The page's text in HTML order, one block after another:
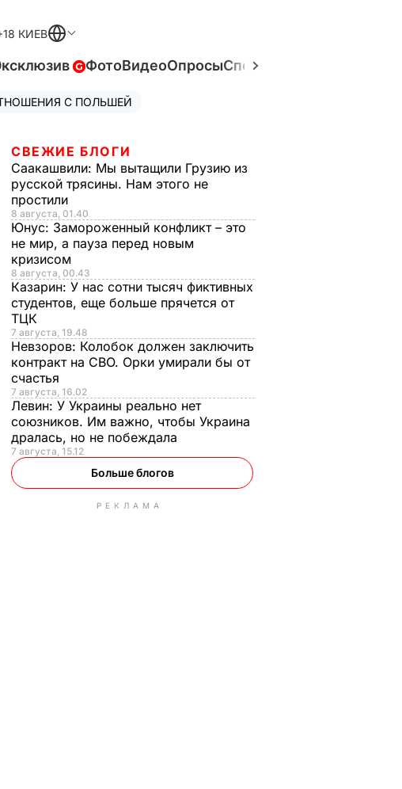
КИЕВ
ФотоВидеоОпросыСпецпроекты
С ПОЛЬШЕЙ
СВЕЖИЕ БЛОГИ
Саакашвили: Мы вытащили Грузию из
русской трясины. Нам этого не
простили
8 августа, 01.40
Юнус: Замороженный конфликт – это
не мир, а пауза перед новым
кризисом
8 августа, 00.43
Казарин: У нас сотни тысяч фиктивных
студентов, еще больше прячется от
ТЦК
7 августа, 19.48
Невзоров: Колобок должен заключить
контракт на СВО. Орки умирали бы от
счастья
7 августа, 16.02
Левин: У Украины реально нет
союзников. Им важно, чтобы Украина
дралась, но не побеждала
7 августа, 15.12
Больше блогов
РЕКЛАМА